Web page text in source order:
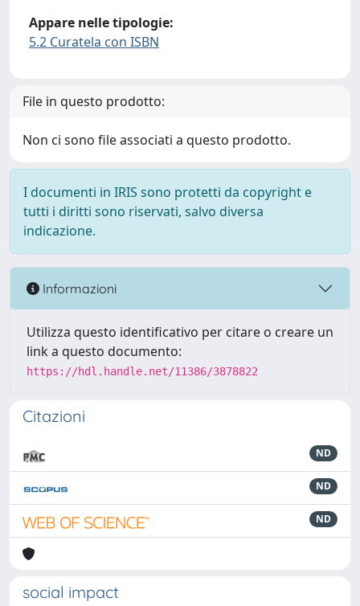
Appare nelle tipologie:
5.2 Curatela con ISBN
File in questo prodotto:
Non ci sono file associati a questo prodotto.
I documenti in IRIS sono protetti da copyright e
tutti i diritti sono riservati, salvo diversa
indicazione.
Informazioni
Utilizza questo identificativo per citare o creare un
link a questo documento:
https://hdl.handle.net/11386/3878822
Citazioni
ND
ND
ND
social impact